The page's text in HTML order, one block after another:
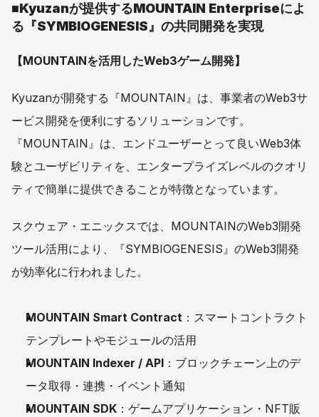
■Kyuzanが提供するMOUNTAIN Enterpriseによ
る『SYMBIOGENESIS』の共同開発を実現
【MOUNTAINを活用したWeb3ゲーム開発】
Kyuzanが開発する『MOUNTAIN』は、事業者のWeb3サ
ービス開発を便利にするソリューションです。
『MOUNTAIN』は、エンドユーザーとって良いWeb3体
験とユーザビリティを、エンタープライズレベルのクオリ
ティで簡単に提供できることが特徴となっています。
スクウェア・エニックスでは、MOUNTAINのWeb3開発
ツール活用により、『SYMBIOGENESIS』のWeb3開発
が効率化に行われました。
MOUNTAIN Smart Contract ：スマートコントラクト
テンプレートやモジュールの活用
MOUNTAIN Indexer / API ：ブロックチェーン上のデ
ータ取得・連携・イベント通知
MOUNTAIN SDK ：ゲームアプリケーション・NFT販